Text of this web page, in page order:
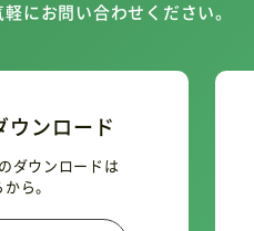
にお問い合わせください。
ウンロード
ダウンロードは
ら。